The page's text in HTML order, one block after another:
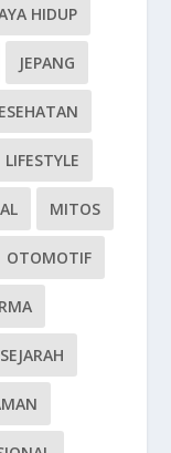
HIDUP
JEPANG
LIFESTYLE
MITOS
OTOMOTIF
SEJARAH